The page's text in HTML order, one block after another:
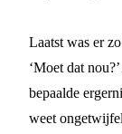
Laatst was er
‘Moet dat
bepaalde
weet